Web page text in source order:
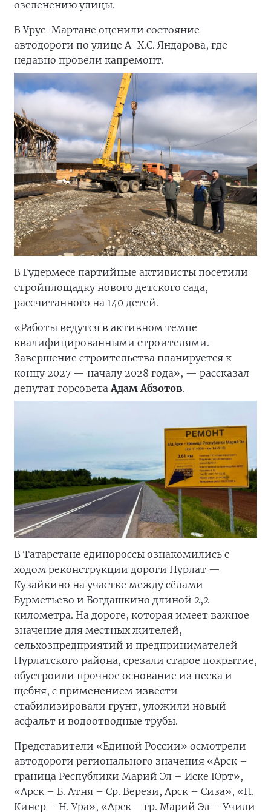
озеленению улицы.
В Урус-Мартане оценили состояние
автодороги по улице А-Х.С. Яндарова, где
недавно провели капремонт.
В Гудермесе партийные активисты посетили
стройплощадку нового детского сада,
рассчитанного на 140 детей.
«Работы ведутся в активном темпе
квалифицированными строителями.
Завершение строительства планируется к
концу 2027 — началу 2028 года», — рассказал
депутат горсовета Адам Абзотов.
В Татарстане единороссы ознакомились с
ходом реконструкции дороги Нурлат —
Кузайкино на участке между сёлами
Бурметьево и Богдашкино длиной 2,2
километра. На дороге, которая имеет важное
значение для местных жителей,
сельхозпредприятий и предпринимателей
Нурлатского района, срезали старое покрытие,
обустроили прочное основание из песка и
щебня, с применением извести
стабилизировали грунт, уложили новый
асфальт и водоотводные трубы.
Представители «Единой России» осмотрели
автодороги регионального значения «Арск –
граница Республики Марий Эл – Иске Юрт»,
«Арск – Б. Атня – Ср. Верези, Арск – Сиза», «Н.
Кинер – Н. Ура», «Арск – гр. Марий Эл – Учили